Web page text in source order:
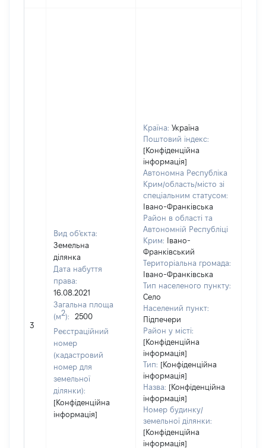
3
Вид об'єкта:
Земельна
ділянка
Дата набуття
права:
16.08.2021
Загальна площа
(м2):
2500
Реєстраційний
номер
(кадастровий
номер для
земельної
ділянки):
[Конфіденційна
інформація]
Країна: Україна
Поштовий індекс:
[Конфіденційна
інформація]
Автономна Республіка
Крим/область/місто зі
спеціальним статусом:
Івано-Франківська
Район в області та
Автономній Республіці
Крим:
Івано-
Франківський
Територіальна громада:
Івано-Франківська
Тип населеного пункту:
Село
Населений пункт:
Підпечери
Район у місті:
[Конфіденційна
інформація]
Тип: [Конфіденційна
інформація]
Назва: [Конфіденційна
інформація]
Номер будинку/
земельної ділянки:
[Конфіденційна
інформація]